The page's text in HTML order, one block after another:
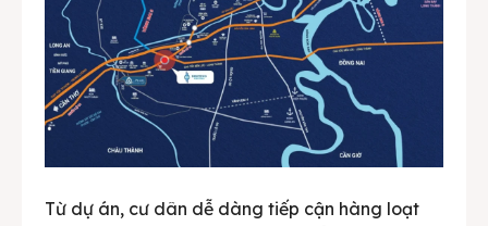
Từ dự án, cư dân dễ dàng tiếp cận hàng loạt